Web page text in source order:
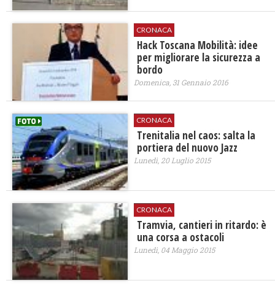
CRONACA
Hack Toscana Mobilità: idee
per migliorare la sicurezza a
bordo
Domenica, 31 Gennaio 2016
CRONACA
Trenitalia nel caos: salta la
portiera del nuovo Jazz
Lunedì, 20 Luglio 2015
CRONACA
Tramvia, cantieri in ritardo: è
una corsa a ostacoli
Lunedì, 04 Maggio 2015